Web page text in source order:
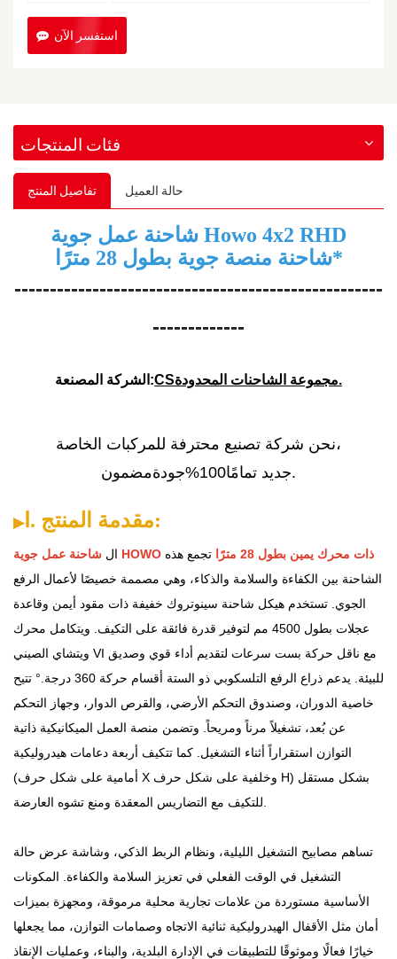
استفسر الآن
فئات المنتجات
تفاصيل المنتج حالة العميل
شاحنة عمل جوية Howo 4x2 RHD
شاحنة منصة جوية بطول 28 مترًا*
----------------------------------------------------
-------------
الشركة المصنعة:CS مجموعة الشاحنات المحدودة.
نحن شركة تصنيع محترفة للمركبات الخاصة،
جديد تمامًا100% جودةمضمون .
▶ Ⅰ. مقدمة المنتج:
ال شاحنة عمل جوية HOWO ذات محرك يمين بطول 28 مترًا
تجمع هذه
الشاحنة بين الكفاءة والسلامة والذكاء، وهي مصممة خصيصًا لأعمال الرفع
الجوي. تستخدم هيكل شاحنة سينوتروك خفيفة ذات مقود أيمن وقاعدة
عجلات بطول 4500 مم لتوفير قدرة فائقة على التكيف. ويتكامل محرك
ويتشاي الصيني VI مع ناقل حركة بست سرعات لتقديم أداء قوي وصديق
للبيئة. يدعم ذراع الرفع التلسكوبي ذو الستة أقسام حركة 360 درجة.
° تتيح
خاصية الدوران، وصندوق التحكم الأرضي، والقرص الدوار، وجهاز التحكم
عن بُعد، تشغيلاً مرناً ومريحاً. وتضمن منصة العمل الميكانيكية ذاتية
التوازن استقراراً أثناء التشغيل. كما تتكيف أربعة دعامات هيدروليكية
(أمامية على شكل حرف X وخلفية على شكل حرف H) بشكل مستقل
تساهم مصابيح التشغيل الليلية، ونظام الربط الذكي، وشاشة عرض حالة
التشغيل في الوقت الفعلي في تعزيز السلامة والكفاءة. المكونات
الأساسية مستوردة من علامات تجارية محلية مرموقة، ومجهزة بميزات
أمان مثل الأقفال الهيدروليكية ثنائية الاتجاه وصمامات التوازن، مما يجعلها
خيارًا فعالًا وموثوقًا للتطبيقات في الإدارة البلدية، والبناء، وعمليات الإنقاذ